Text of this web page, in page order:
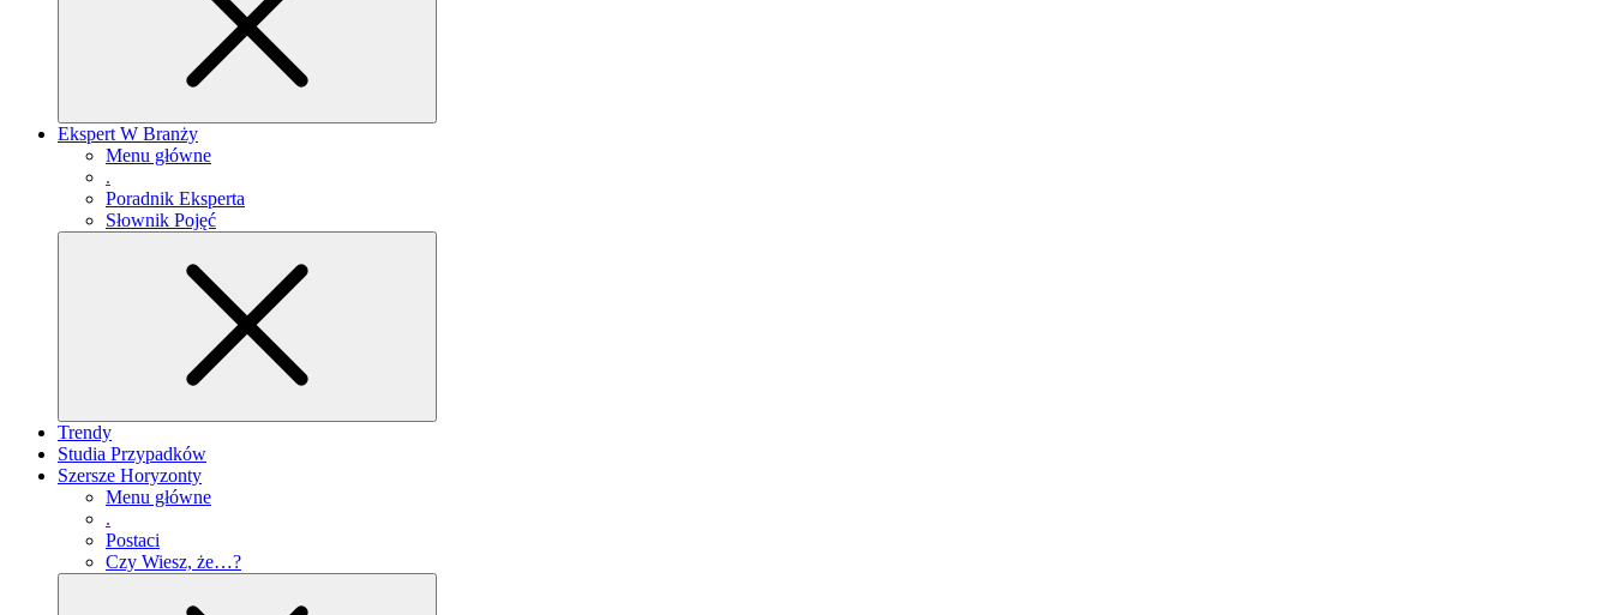
Ekspert W Branży
Menu główne
.
Poradnik Eksperta
Słownik Pojęć
Trendy
Studia Przypadków
Szersze Horyzonty
Menu główne
.
Postaci
Czy Wiesz, że…?